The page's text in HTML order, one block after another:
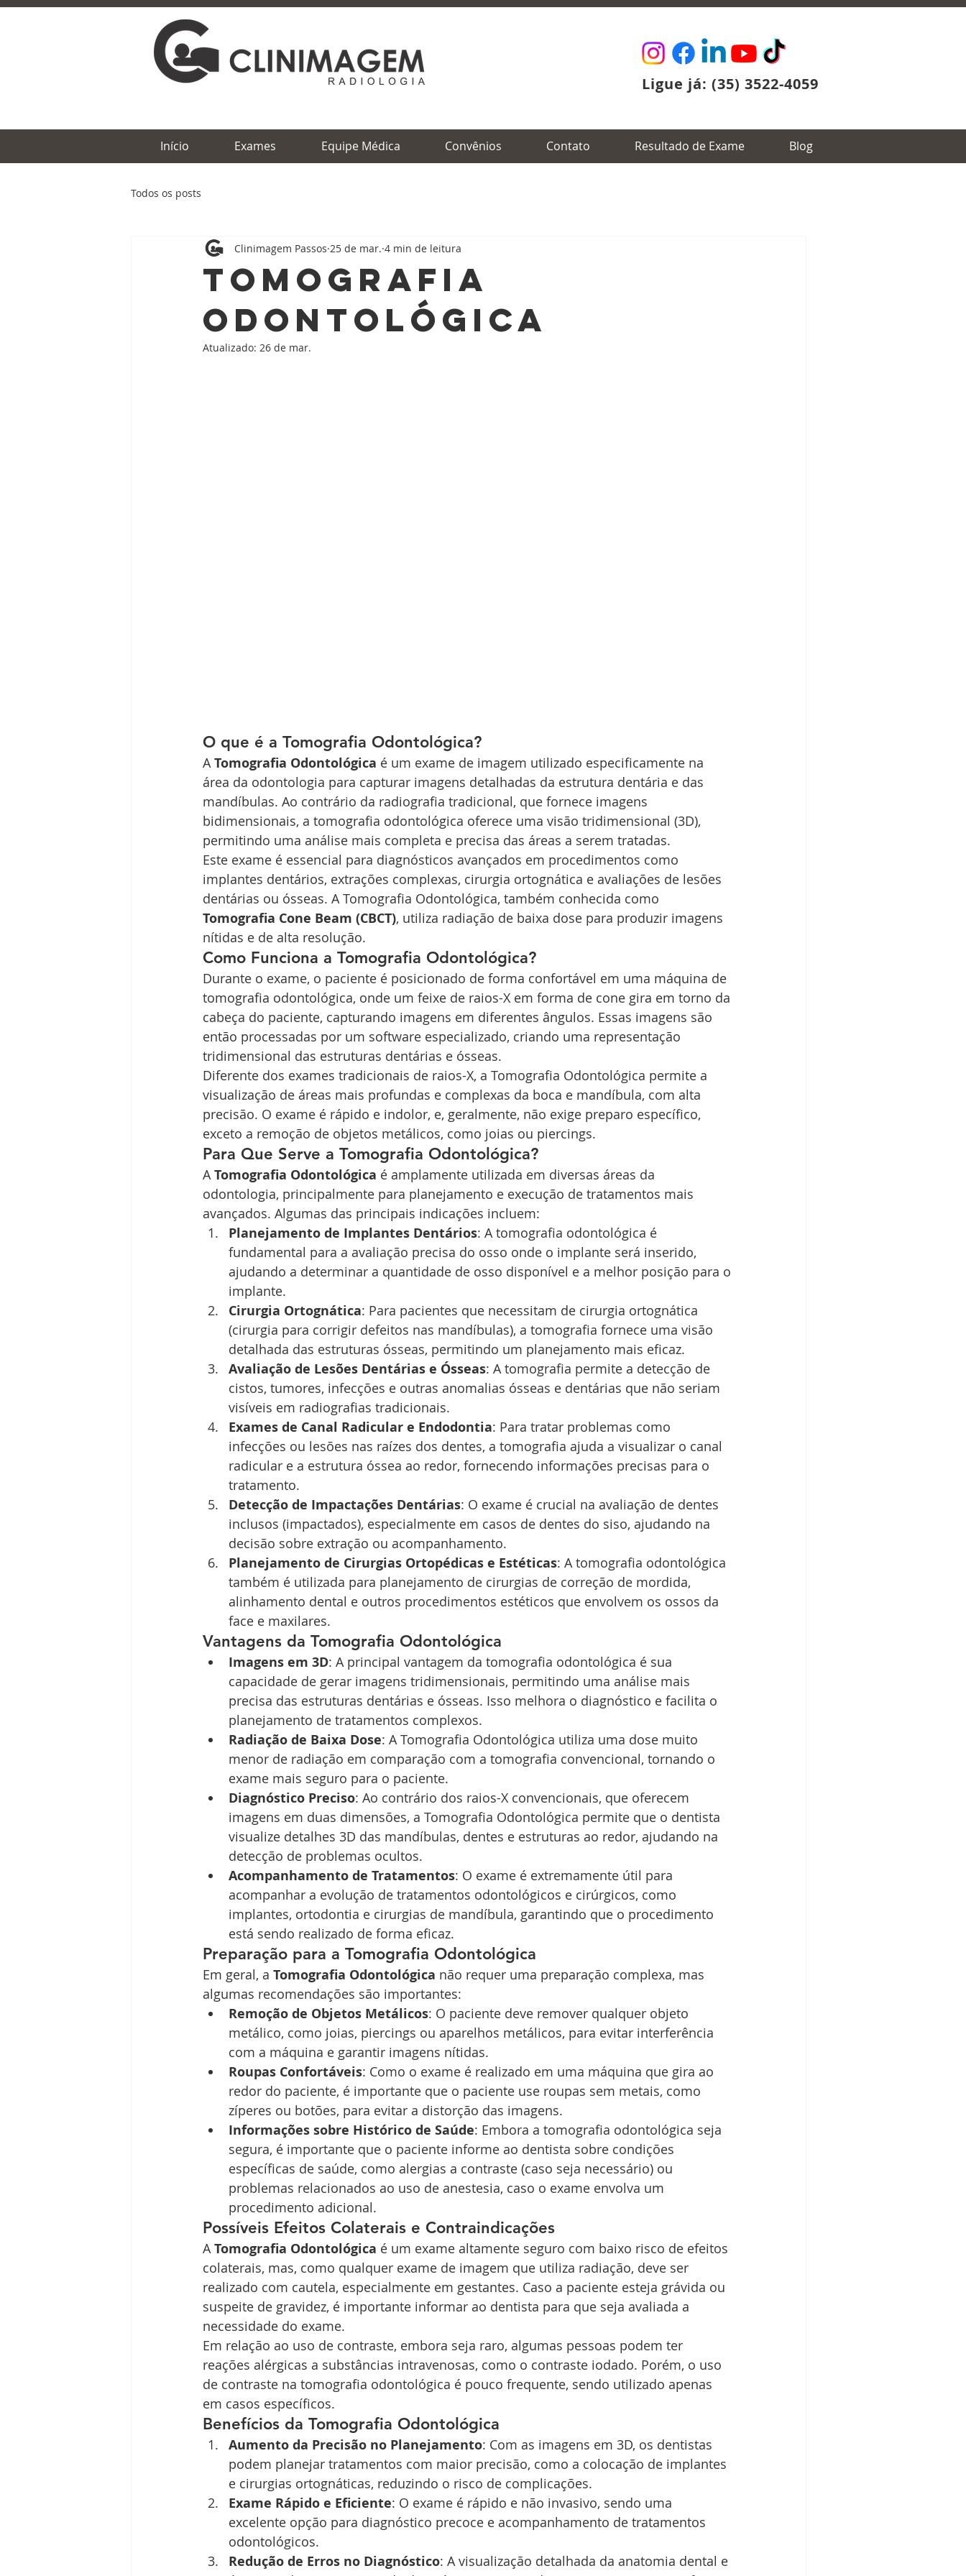
Ligue já: (35) 3522-4059
Início Exames Equipe Médica Convênios Contato Resultado de Exame Blog
Todos os posts
Tomografia
Odontológica
Clinimagem Passos 25 de mar. 4 min de leitura
Atualizado: 26 de mar.
O que é a Tomografia Odontológica?
A Tomografia Odontológica é um exame de imagem utilizado especificamente na
área da odontologia para capturar imagens detalhadas da estrutura dentária e das
mandíbulas. Ao contrário da radiografia tradicional, que fornece imagens
bidimensionais, a tomografia odontológica oferece uma visão tridimensional (3D),
permitindo uma análise mais completa e precisa das áreas a serem tratadas.
Este exame é essencial para diagnósticos avançados em procedimentos como
implantes dentários, extrações complexas, cirurgia ortognática e avaliações de lesões
dentárias ou ósseas. A Tomografia Odontológica, também conhecida como
Tomografia Cone Beam (CBCT), utiliza radiação de baixa dose para produzir imagens
nítidas e de alta resolução.
Como Funciona a Tomografia Odontológica?
Durante o exame, o paciente é posicionado de forma confortável em uma máquina de
tomografia odontológica, onde um feixe de raios-X em forma de cone gira em torno da
cabeça do paciente, capturando imagens em diferentes ângulos. Essas imagens são
então processadas por um software especializado, criando uma representação
tridimensional das estruturas dentárias e ósseas.
Diferente dos exames tradicionais de raios-X, a Tomografia Odontológica permite a
visualização de áreas mais profundas e complexas da boca e mandíbula, com alta
precisão. O exame é rápido e indolor, e, geralmente, não exige preparo específico,
exceto a remoção de objetos metálicos, como joias ou piercings.
Para Que Serve a Tomografia Odontológica?
A Tomografia Odontológica é amplamente utilizada em diversas áreas da
odontologia, principalmente para planejamento e execução de tratamentos mais
avançados. Algumas das principais indicações incluem:
Planejamento de Implantes Dentários: A tomografia odontológica é
fundamental para a avaliação precisa do osso onde o implante será inserido,
ajudando a determinar a quantidade de osso disponível e a melhor posição para o
implante.
Cirurgia Ortognática: Para pacientes que necessitam de cirurgia ortognática
(cirurgia para corrigir defeitos nas mandíbulas), a tomografia fornece uma visão
detalhada das estruturas ósseas, permitindo um planejamento mais eficaz.
Avaliação de Lesões Dentárias e Ósseas: A tomografia permite a detecção de
cistos, tumores, infecções e outras anomalias ósseas e dentárias que não seriam
visíveis em radiografias tradicionais.
Exames de Canal Radicular e Endodontia: Para tratar problemas como
infecções ou lesões nas raízes dos dentes, a tomografia ajuda a visualizar o canal
radicular e a estrutura óssea ao redor, fornecendo informações precisas para o
tratamento.
Detecção de Impactações Dentárias: O exame é crucial na avaliação de dentes
inclusos (impactados), especialmente em casos de dentes do siso, ajudando na
decisão sobre extração ou acompanhamento.
Planejamento de Cirurgias Ortopédicas e Estéticas: A tomografia odontológica
também é utilizada para planejamento de cirurgias de correção de mordida,
alinhamento dental e outros procedimentos estéticos que envolvem os ossos da
face e maxilares.
Vantagens da Tomografia Odontológica
Imagens em 3D: A principal vantagem da tomografia odontológica é sua
capacidade de gerar imagens tridimensionais, permitindo uma análise mais
precisa das estruturas dentárias e ósseas. Isso melhora o diagnóstico e facilita o
planejamento de tratamentos complexos.
Radiação de Baixa Dose: A Tomografia Odontológica utiliza uma dose muito
menor de radiação em comparação com a tomografia convencional, tornando o
exame mais seguro para o paciente.
Diagnóstico Preciso: Ao contrário dos raios-X convencionais, que oferecem
imagens em duas dimensões, a Tomografia Odontológica permite que o dentista
visualize detalhes 3D das mandíbulas, dentes e estruturas ao redor, ajudando na
detecção de problemas ocultos.
Acompanhamento de Tratamentos: O exame é extremamente útil para
acompanhar a evolução de tratamentos odontológicos e cirúrgicos, como
implantes, ortodontia e cirurgias de mandíbula, garantindo que o procedimento
está sendo realizado de forma eficaz.
Preparação para a Tomografia Odontológica
Em geral, a Tomografia Odontológica não requer uma preparação complexa, mas
algumas recomendações são importantes:
Remoção de Objetos Metálicos: O paciente deve remover qualquer objeto
metálico, como joias, piercings ou aparelhos metálicos, para evitar interferência
com a máquina e garantir imagens nítidas.
Roupas Confortáveis: Como o exame é realizado em uma máquina que gira ao
redor do paciente, é importante que o paciente use roupas sem metais, como
zíperes ou botões, para evitar a distorção das imagens.
Informações sobre Histórico de Saúde: Embora a tomografia odontológica seja
segura, é importante que o paciente informe ao dentista sobre condições
específicas de saúde, como alergias a contraste (caso seja necessário) ou
problemas relacionados ao uso de anestesia, caso o exame envolva um
procedimento adicional.
Possíveis Efeitos Colaterais e Contraindicações
A Tomografia Odontológica é um exame altamente seguro com baixo risco de efeitos
colaterais, mas, como qualquer exame de imagem que utiliza radiação, deve ser
realizado com cautela, especialmente em gestantes. Caso a paciente esteja grávida ou
suspeite de gravidez, é importante informar ao dentista para que seja avaliada a
necessidade do exame.
Em relação ao uso de contraste, embora seja raro, algumas pessoas podem ter
reações alérgicas a substâncias intravenosas, como o contraste iodado. Porém, o uso
de contraste na tomografia odontológica é pouco frequente, sendo utilizado apenas
em casos específicos.
Benefícios da Tomografia Odontológica
Aumento da Precisão no Planejamento: Com as imagens em 3D, os dentistas
podem planejar tratamentos com maior precisão, como a colocação de implantes
e cirurgias ortognáticas, reduzindo o risco de complicações.
Exame Rápido e Eficiente: O exame é rápido e não invasivo, sendo uma
excelente opção para diagnóstico precoce e acompanhamento de tratamentos
odontológicos.
Redução de Erros no Diagnóstico: A visualização detalhada da anatomia dental e